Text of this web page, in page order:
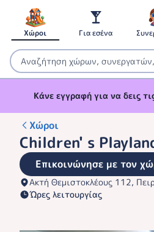
Χώροι Για εσένα
Κάνε εγγραφή για να δεις
Χώροι
Children' s
Επικοινώνησε με τον
Ακτή Θεμιστοκλέους 112,
Ώρες λειτουργίας